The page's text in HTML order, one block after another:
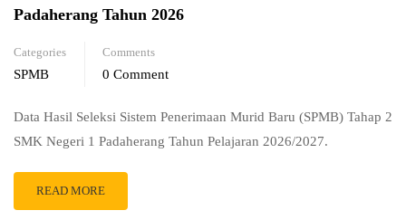
Padaherang Tahun 2026
Categories
SPMB
Comments
0 Comment
Data Hasil Seleksi Sistem Penerimaan Murid Baru (SPMB) Tahap 2
SMK Negeri 1 Padaherang Tahun Pelajaran 2026/2027.
READ MORE